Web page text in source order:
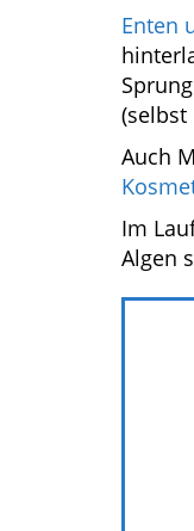
Enten
(selbst
Auch
Im
Algen